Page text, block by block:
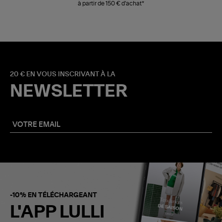
à partir de 150 € d'achat*
20 € EN VOUS INSCRIVANT À LA
NEWSLETTER
-10% EN TÉLÉCHARGEANT
L'APP LULLI